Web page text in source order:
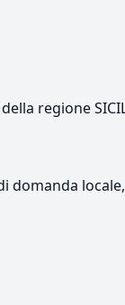
regione
domanda